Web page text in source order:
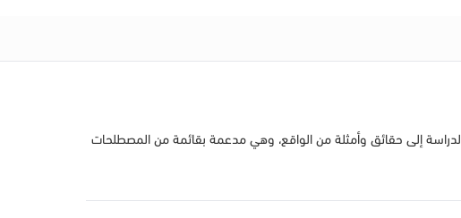
إلى حقائق وأمثلة من الواقع، وهي مدعمة بقائمة من المصطلحات